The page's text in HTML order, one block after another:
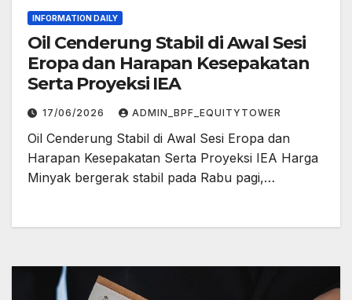
INFORMATION DAILY
Oil Cenderung Stabil di Awal Sesi
Eropa dan Harapan Kesepakatan
Serta Proyeksi IEA
17/06/2026 ADMIN_BPF_EQUITYTOWER
Oil Cenderung Stabil di Awal Sesi Eropa dan
Harapan Kesepakatan Serta Proyeksi IEA Harga
Minyak bergerak stabil pada Rabu pagi,…